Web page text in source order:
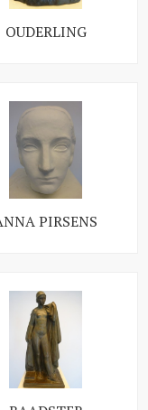
OUDERLING
PIRSENS